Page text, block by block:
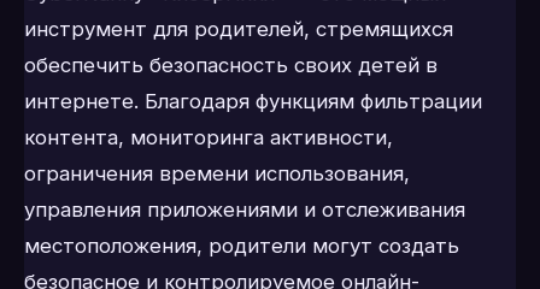
инструмент для родителей, стремящихся
обеспечить безопасность своих детей в
интернете. Благодаря функциям фильтрации
контента, мониторинга активности,
ограничения времени использования,
управления приложениями и отслеживания
местоположения, родители могут создать
безопасное и контролируемое онлайн-